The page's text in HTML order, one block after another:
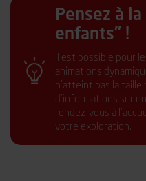
Pensez à
enfants” !
Il est possible pour
animations
n’atteint pas la taille
d’informations sur
rendez-vous à
votre exploration.